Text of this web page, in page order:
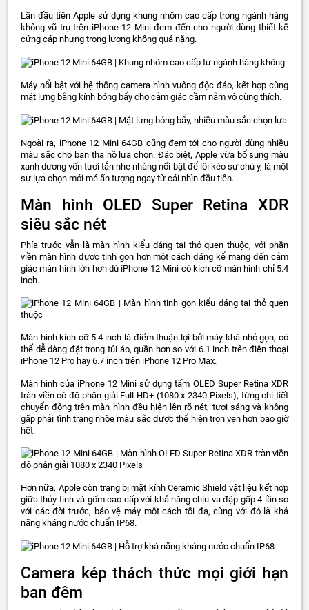
Lần đầu tiên Apple sử dụng khung nhôm cao cấp trong ngành hàng
không vũ trụ trên iPhone 12 Mini đem đến cho người dùng thiết kế
cứng cáp nhưng trọng lượng không quá nặng.
Máy nổi bật với hệ thống camera hình vuông độc đáo, kết hợp cùng
mặt lưng bằng kính bóng bẩy cho cảm giác cầm nắm vô cùng thích.
Ngoài ra, iPhone 12 Mini 64GB cũng đem tới cho người dùng nhiều
màu sắc cho bạn tha hồ lựa chọn. Đặc biệt, Apple vừa bổ sung màu
xanh dương vốn tươi tắn nhẹ nhàng nổi bật để lôi kéo sự chú ý, là một
sự lựa chọn mới mẻ ấn tượng ngay từ cái nhìn đầu tiên.
Màn hình OLED Super Retina XDR
siêu sắc nét
Phía trước vẫn là màn hình kiểu dáng tai thỏ quen thuộc, với phần
viền màn hình được tinh gọn hơn một cách đáng kể mang đến cảm
giác màn hình lớn hơn dù iPhone 12 Mini có kích cỡ màn hình chỉ 5.4
inch.
Màn hình kích cỡ 5.4 inch là điểm thuận lợi bởi máy khá nhỏ gọn, có
thể dễ dàng đặt trong túi áo, quần hơn so với 6.1 inch trên điện thoại
iPhone 12 Pro hay 6.7 inch trên iPhone 12 Pro Max.
Màn hình của iPhone 12 Mini sử dụng tấm OLED Super Retina XDR
tràn viền có độ phân giải Full HD+ (1080 x 2340 Pixels), từng chi tiết
chuyển động trên màn hình đều hiện lên rõ nét, tươi sáng và không
gặp phải tình trạng nhòe màu sắc được thể hiện trọn vẹn hơn bao giờ
hết.
Hơn nữa, Apple còn trang bị mặt kính Ceramic Shield vật liệu kết hợp
giữa thủy tinh và gốm cao cấp với khả năng chịu va đập gấp 4 lần so
với các đời trước, bảo vệ máy một cách tối đa, cùng với đó là khả
năng kháng nước chuẩn IP68.
Camera kép thách thức mọi giới hạn
ban đêm